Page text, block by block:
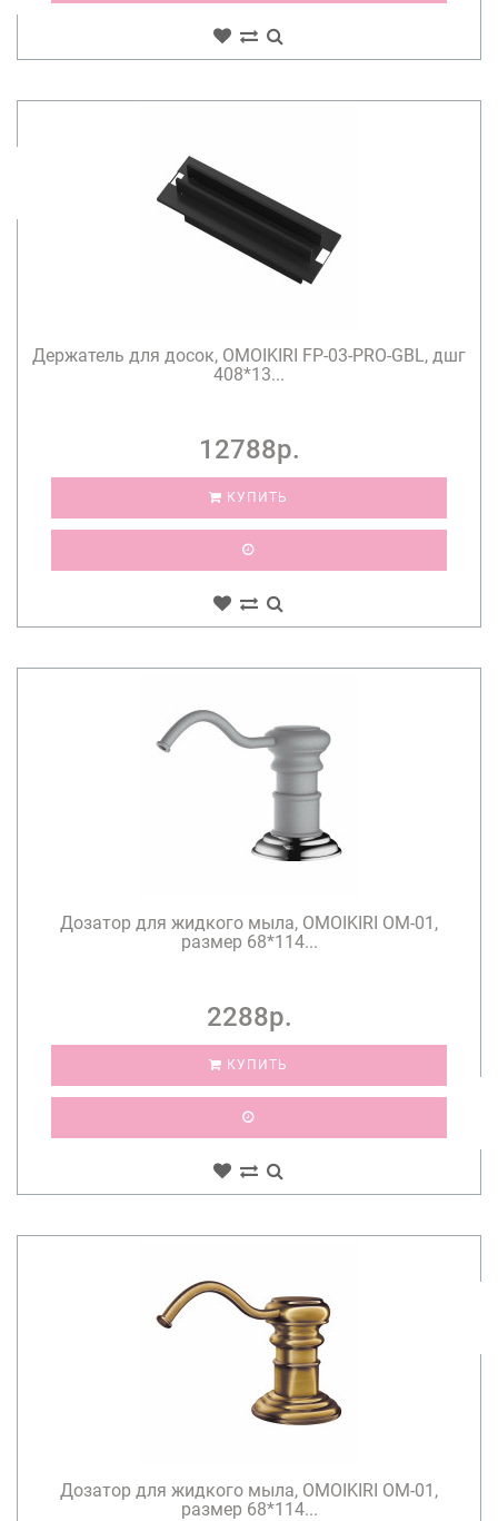
Держатель для досок, OMOIKIRI FP-03-PRO-GBL, дшг
408*13...
12788р.
КУПИТЬ
Дозатор для жидкого мыла, OMOIKIRI OM-01,
размер 68*114...
2288р.
КУПИТЬ
Дозатор для жидкого мыла, OMOIKIRI OM-01,
размер 68*114...